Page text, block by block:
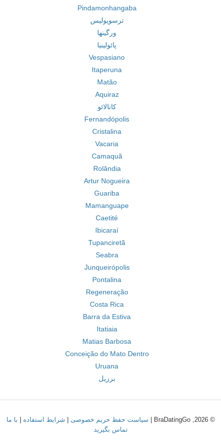
Pindamonhangaba
ترسوپولیس
ورگینها
پائولینیا
Vespasiano
Itaperuna
Matão
Aquiraz
کاتالائو
Fernandópolis
Cristalina
Vacaria
Camaquã
Rolândia
Artur Nogueira
Guariba
Mamanguape
Caetité
Ibicaraí
Tupanciretã
Seabra
Junqueirópolis
Pontalina
Regeneração
Costa Rica
Barra da Estiva
Itatiaia
Matias Barbosa
Conceição do Mato Dentro
Uruana
برزیل
© 2026, BraDatingGo | سیاست حفظ حریم خصوصی شرایط استفاده
با ما
تماس بگیرید